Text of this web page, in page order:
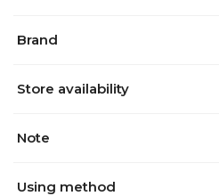
Brand
Store availability
Note
Using method